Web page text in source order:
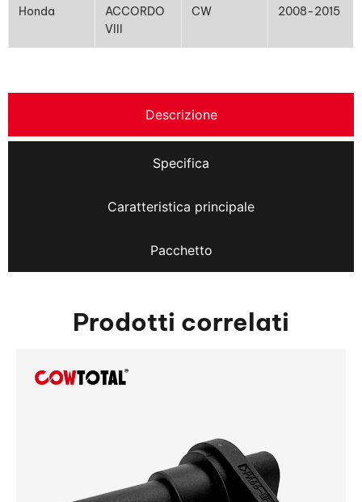
Honda
ACCORDO
VIII
CW 2008-2015
Descrizione
Specifica
Caratteristica principale
Pacchetto
Prodotti correlati